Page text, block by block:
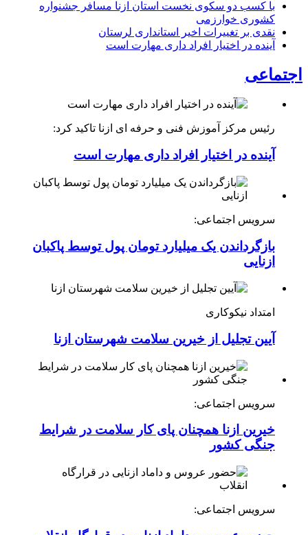
با کسب دو سکوی نخست استان ازنا مسافر جشنواره
کشوری خوارزمی
نقدی بر تغییرات اخیر استانداری لرستان
آینده در اختیار افراد داری مهارت است
اجتماعی
رئیس مرکز آموزش فنی و حرفه ای ازنا تاکید کرد:
آینده در اختیار افراد داری مهارت است
سرویس اجتماعی:
بازگرداندن یک میلیارد تومان پول توسط پاکبان
ازنایی
امتداد نیکوکاری
آیین تجلیل از خیرین سلامت شهرستان ازنا
سرویس اجتماعی:
خیرین ازنا همچنان پای کار سلامت در شرایط
جنگی کشور
سرویس اجتماعی: